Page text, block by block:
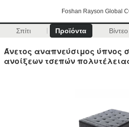
Foshan Rayson Global
Σπίτι Προϊόντα Βίντεο
Άνετος αναπνεύσιμος ύπνος
ανοίξεων τσεπών